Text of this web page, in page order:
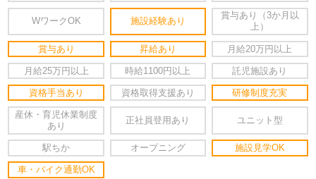
WワークOK 施設経験あり
賞与あり（3か月以
上）
賞与あり 昇給あり 月給20万円以上
月給25万円以上 時給1100円以上 託児施設あり
資格手当あり 資格取得支援あり 研修制度充実
産休・育児休業制度
あり
正社員登用あり ユニット型
駅ちか オープニング 施設見学OK
車・バイク通勤OK